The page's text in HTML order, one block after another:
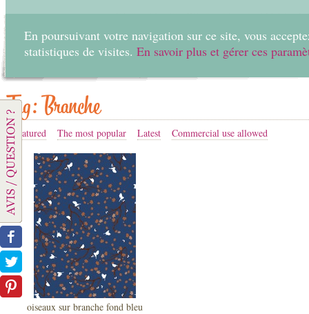
En poursuivant votre navigation sur ce site, vous
statistiques de visites. En savoir plus et gérer ces
Tag: Branche
Featured The most popular Latest Commercial use allowed
oiseaux sur branche fond bleu